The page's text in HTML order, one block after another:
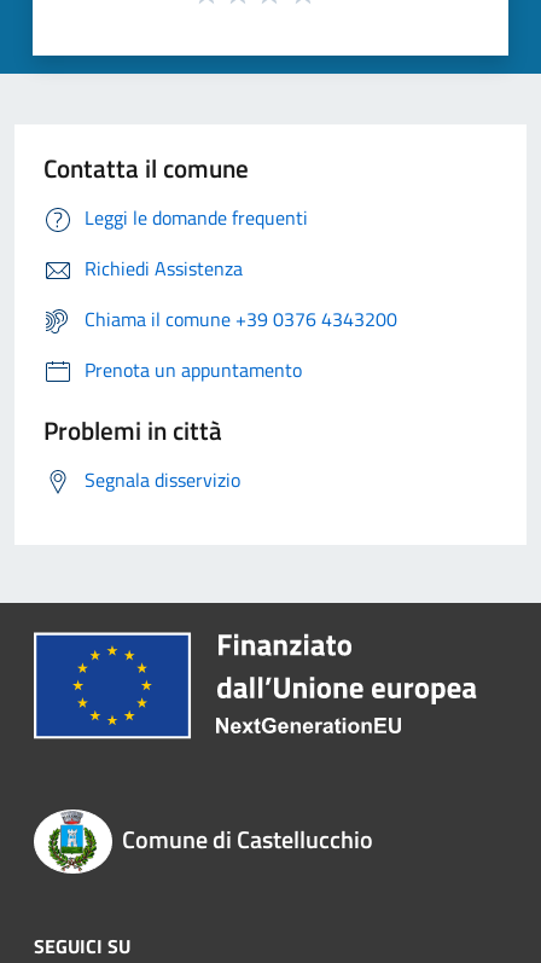
Contatta il comune
Leggi le domande frequenti
Richiedi Assistenza
Chiama il comune +39 0376 4343200
Prenota un appuntamento
Problemi in città
Segnala disservizio
Comune di Castellucchio
SEGUICI SU